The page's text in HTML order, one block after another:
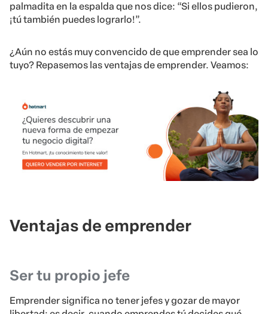
palmadita en la espalda que nos dice: “Si ellos pudieron,
¡tú también puedes lograrlo!”.
¿Aún no estás muy convencido de que emprender sea lo
tuyo? Repasemos las ventajas de emprender. Veamos:
Ventajas de emprender
Ser tu propio jefe
Emprender significa no tener jefes y gozar de mayor